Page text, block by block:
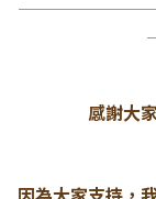
感謝大